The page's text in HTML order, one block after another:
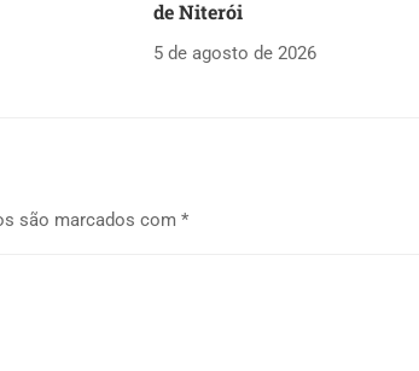
de Niterói
5 de agosto de 2026
são marcados com *